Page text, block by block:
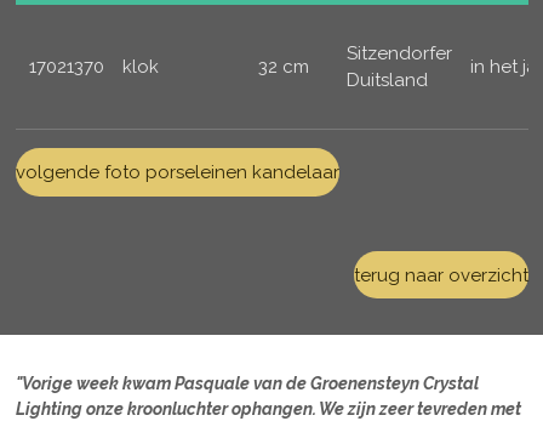
17021370 klok 32 cm
Sitzendorfer
Duitsland
in het
volgende foto porseleinen kandelaar
terug naar overzicht
"Vorige week kwam Pasquale van de Groenensteyn Crystal
Lighting onze kroonluchter ophangen. We zijn zeer tevreden met